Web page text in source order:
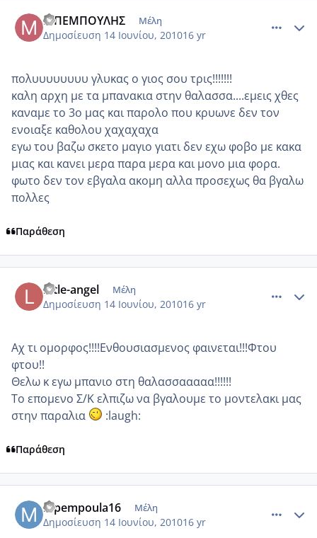
ΜΠΕΜΠΟΥΛΗΣ Μέλη
Δημοσίευση 14 Ιουνίου, 201016 yr
πολυυυυυυυυ γλυκας ο γιος σου τρις!!!!!!!
καλη αρχη με τα μπανακια στην θαλασσα....εμεις χθες
καναμε το 3ο μας και παρολο που κρυωνε δεν τον
ενοιαξε καθολου χαχαχαχα
εγω του βαζω σκετο μαγιο γιατι δεν εχω φοβο με κακα
μιας και κανει μερα παρα μερα και μονο μια φορα.
φωτο δεν τον εβγαλα ακομη αλλα προσεχως θα βγαλω
πολλες
Παράθεση
little-angel Μέλη
Δημοσίευση 14 Ιουνίου, 201016 yr
Αχ τι ομορφος!!!!Ενθουσιασμενος φαινεται!!!Φτου
φτου!!
Θελω κ εγω μπανιο στη θαλασσααααα!!!!!!
Το επομενο Σ/Κ ελπιζω να βγαλουμε το μοντελακι μας
στην παραλια
:laugh:
Παράθεση
mpempoula16 Μέλη
Δημοσίευση 14 Ιουνίου, 201016 yr